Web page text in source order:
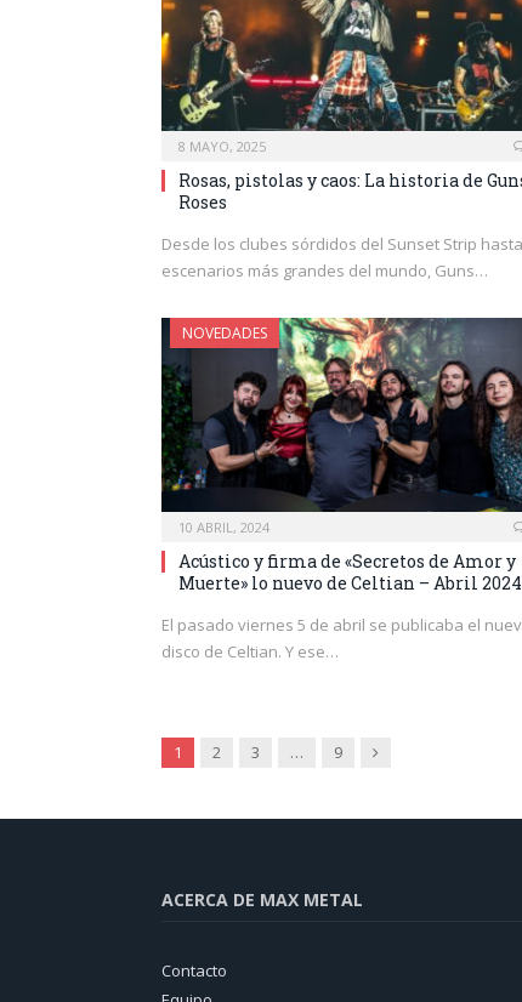
8 MAYO, 2025
Rosas, pistolas y caos: La historia de
Roses
Desde los clubes sórdidos del Sunset Strip
escenarios más grandes del mundo, Guns…
NOVEDADES
10 ABRIL, 2024
Acústico y firma de «Secretos de Amor y
Muerte» lo nuevo de Celtian – Abril 2024
El pasado viernes 5 de abril se publicaba el
disco de Celtian. Y ese…
1 2 3 … 9 Siguiente
ACERCA DE MAX METAL
Contacto